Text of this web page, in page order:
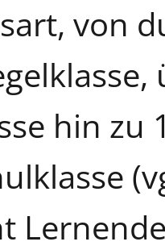
von
hin zu